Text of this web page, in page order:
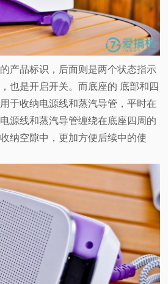
产品标识，后面则是两个状态指示
也是开启开关。而底座的 底部和四
于收纳电源线和蒸汽导管，平时在
源线和蒸汽导管缠绕在底座四周的
纳空隙中，更加方便后续中的使